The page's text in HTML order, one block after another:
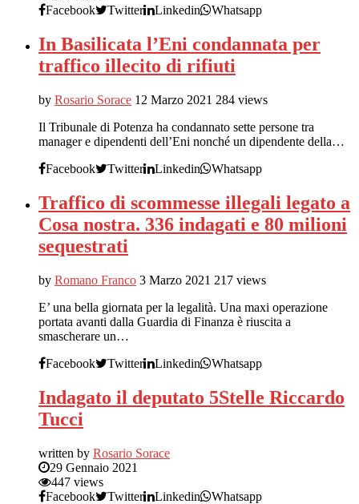
Facebook
Twitter Linkedin Whatsapp
In Basilicata l’Eni condannata per
traffico illecito di rifiuti
by Rosario Sorace 12 Marzo 2021 284 views
Il Tribunale di Potenza ha condannato sette persone tra
manager e dipendenti dell’Eni nonché un dipendente della…
Facebook
Twitter Linkedin Whatsapp
Traffico di scommesse illegali legato a
Cosa nostra. 336 indagati e 80 milioni
sequestrati
by Romano Franco 3 Marzo 2021 217 views
E’ una bella giornata per la legalità. Una maxi operazione
portata avanti dalla Guardia di Finanza è riuscita a
smascherare un…
Facebook
Twitter Linkedin Whatsapp
Indagato il deputato 5Stelle Riccardo
Tucci
written by Rosario Sorace
29 Gennaio 2021
447 views
Facebook
Twitter Linkedin Whatsapp